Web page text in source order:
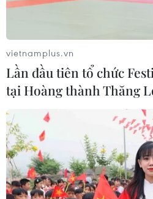
Phó Thủ tướng Lê Văn
khôi phục đường bay
08/10/2021 13:13
vietnamplus.vn
Lần đầu tiên tổ chức
tại Hoàng thành Thăng